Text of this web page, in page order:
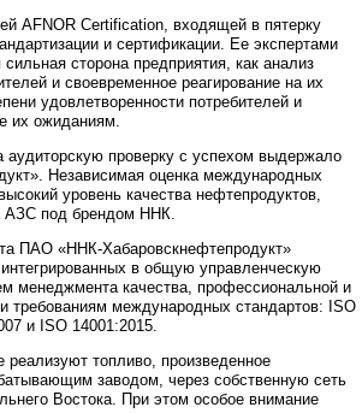
AFNOR Certification, входящей в пятерку
и сертификации. Ее экспертами
сторона предприятия, как анализ
и своевременное реагирование на их
удовлетворенности потребителей и
их ожиданиям.
аудиторскую проверку с успехом выдержало
Независимая оценка международных
уровень качества нефтепродуктов,
АЗС под брендом ННК.
ПАО «ННК-Хабаровскнефтепродукт»
в общую управленческую
менеджмента качества, профессиональной и
требованиям международных стандартов: ISO
и ISO 14001:2015.
топливо, произведенное
заводом, через собственную сеть
Востока. При этом особое внимание